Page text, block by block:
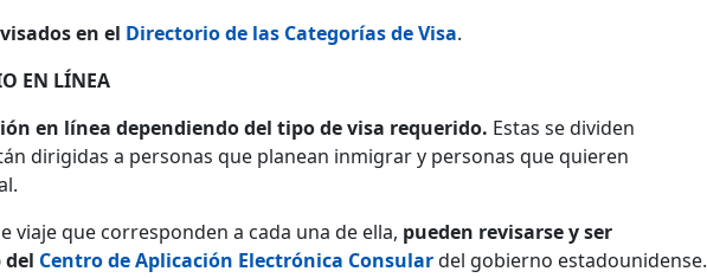
en el Directorio de las Categorías de Visa.
EN LÍNEA
en línea dependiendo del tipo de visa requerido. Estas se dividen
dirigidas a personas que planean inmigrar y personas que quieren
viaje que corresponden a cada una de ella, pueden revisarse y ser
del Centro de Aplicación Electrónica Consulardel gobierno estadounidense.